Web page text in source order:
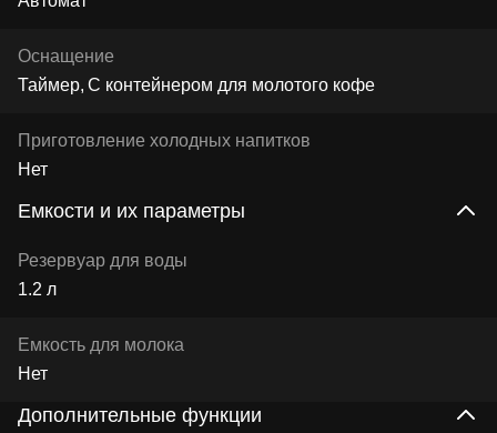
Оснащение
Таймер С контейнером для молотого кофе
Приготовление холодных напитков
Нет
Емкости и их параметры
Резервуар для воды
1.2 л
Емкость для молока
Нет
Дополнительные функции